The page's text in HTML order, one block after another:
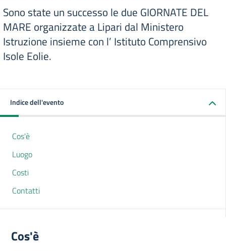
Sono state un successo le due GIORNATE DEL
MARE organizzate a Lipari dal Ministero
Istruzione insieme con l’ Istituto Comprensivo
Isole Eolie.
Indice dell'evento
Cos'è
Luogo
Costi
Contatti
Cos'è